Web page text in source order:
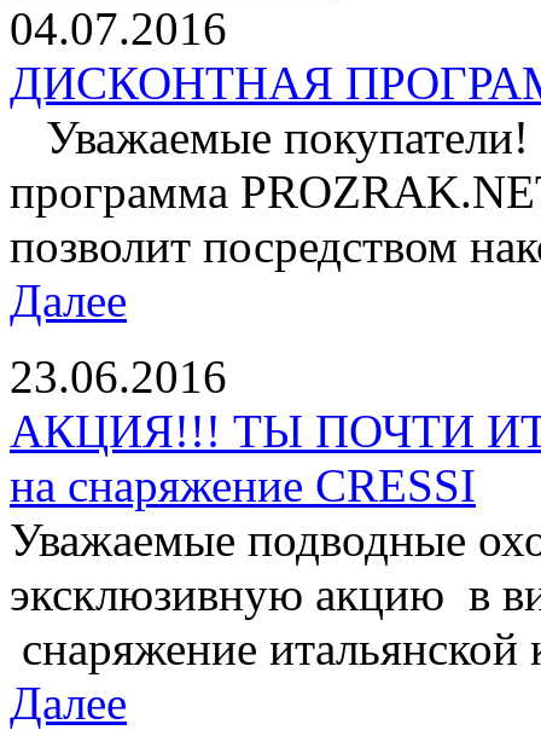
04.07.2016
ДИСКОНТНАЯ
Уважаемые покупатели!
программа
позволит посредством
Далее
23.06.2016
АКЦИЯ!!! ТЫ ПОЧТИ
на снаряжение CRESSI
Уважаемые подводные
эксклюзивную акцию в
снаряжение
Далее